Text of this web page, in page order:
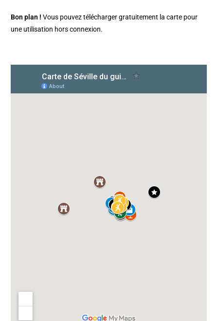
Bon plan ! Vous pouvez télécharger gratuitement la carte pour
une utilisation hors connexion.